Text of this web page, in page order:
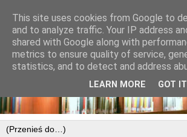
This site uses cookies from Google to
and to analyze traffic. Your IP address
shared with Google along with
metrics to ensure quality of service,
statistics, and to detect and address
LEARN MORE GOT IT